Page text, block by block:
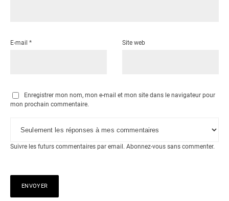
E-mail * Site web
Enregistrer mon nom, mon e-mail et mon site dans le navigateur pour
mon prochain commentaire.
Suivre les futurs commentaires par email. Abonnez-vous sans commenter.